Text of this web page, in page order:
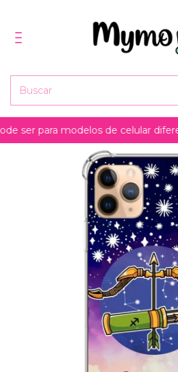
para modelos de celular diferentes.